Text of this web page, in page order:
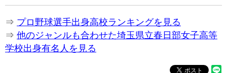
⇒ プロ野球選手出身高校ランキングを見る
⇒ 他のジャンルも合わせた埼玉県立春日部女子高等
学校出身有名人を見る